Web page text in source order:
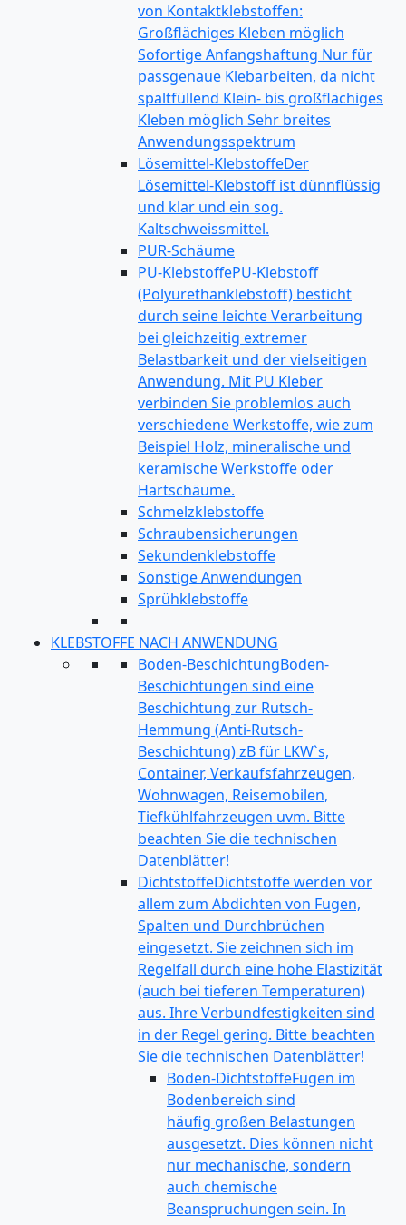
von Kontaktklebstoffen:
Großflächiges Kleben möglich
Sofortige Anfangshaftung Nur für
passgenaue Klebarbeiten, da nicht
spaltfüllend Klein- bis großflächiges
Kleben möglich Sehr breites
Anwendungsspektrum
Lösemittel-KlebstoffeDer
Lösemittel-Klebstoff ist dünnflüssig
und klar und ein sog.
Kaltschweissmittel.
PUR-Schäume
PU-KlebstoffePU-Klebstoff
(Polyurethanklebstoff) besticht
durch seine leichte Verarbeitung
bei gleichzeitig extremer
Belastbarkeit und der vielseitigen
Anwendung. Mit PU Kleber
verbinden Sie problemlos auch
verschiedene Werkstoffe, wie zum
Beispiel Holz, mineralische und
keramische Werkstoffe oder
Hartschäume.
Schmelzklebstoffe
Schraubensicherungen
Sekundenklebstoffe
Sonstige Anwendungen
Sprühklebstoffe
KLEBSTOFFE NACH ANWENDUNG
Boden-BeschichtungBoden-
Beschichtungen sind eine
Beschichtung zur Rutsch-
Hemmung (Anti-Rutsch-
Beschichtung) zB für LKW`s,
Container, Verkaufsfahrzeugen,
Wohnwagen, Reisemobilen,
Tiefkühlfahrzeugen uvm. Bitte
beachten Sie die technischen
Datenblätter!
DichtstoffeDichtstoffe werden vor
allem zum Abdichten von Fugen,
Spalten und Durchbrüchen
eingesetzt. Sie zeichnen sich im
Regelfall durch eine hohe Elastizität
(auch bei tieferen Temperaturen)
aus. Ihre Verbundfestigkeiten sind
in der Regel gering. Bitte beachten
Sie die technischen Datenblätter!
Boden-DichtstoffeFugen im
Bodenbereich sind
häufig großen Belastungen
ausgesetzt. Dies können nicht
nur mechanische, sondern
auch chemische
Beanspruchungen sein. In